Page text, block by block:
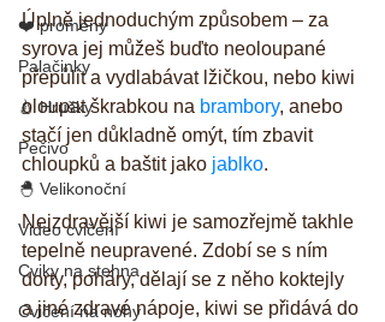
❤️ proměny
Palačinky
🍐 Hrušky
Pečivo
🐣 Velikonoční
Video cvičení
Cviky na stehna
Cvičení na nohy
Úplně jednoduchým způsobem – za
syrova jej můžeš buďto neoloupané
přepůlit a vydlabávat lžičkou, nebo kiwi
oloupat škrabkou na brambory, anebo
stačí jen důkladně omýt, tím zbavit
chloupků a baštit jako jablko.
Nejzdravější kiwi je samozřejmě takhle
tepelně neupravené. Zdobí se s ním
dorty, poháry, dělají se z něho koktejly
a jiné zdravé nápoje, kiwi se přidává do